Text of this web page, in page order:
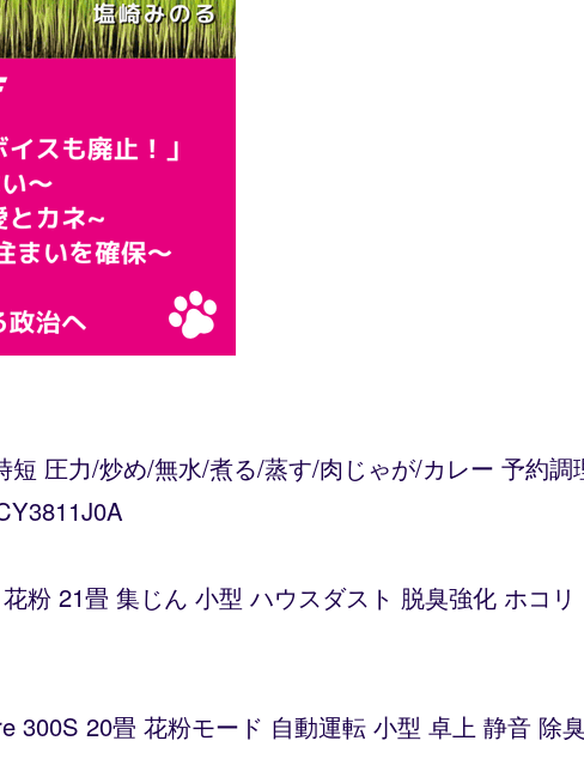
圧力/炒め/無水/煮る/蒸す/肉じゃが/カレー 予約
粉 21畳 集じん 小型 ハウスダスト 脱臭強化 ホコ
20畳 花粉モード 自動運転 小型 卓上 静音 除